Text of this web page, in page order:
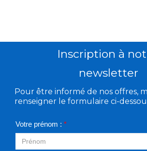
Inscription à
newsletter
Pour être informé de nos offres,
renseigner le formulaire ci-
Votre prénom : *